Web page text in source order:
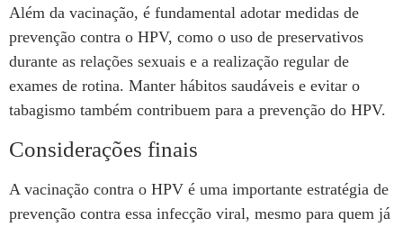
Além da vacinação, é fundamental adotar medidas de
prevenção contra o HPV, como o uso de preservativos
durante as relações sexuais e a realização regular de
exames de rotina. Manter hábitos saudáveis e evitar o
tabagismo também contribuem para a prevenção do HPV.
Considerações finais
A vacinação contra o HPV é uma importante estratégia de
prevenção contra essa infecção viral, mesmo para quem já